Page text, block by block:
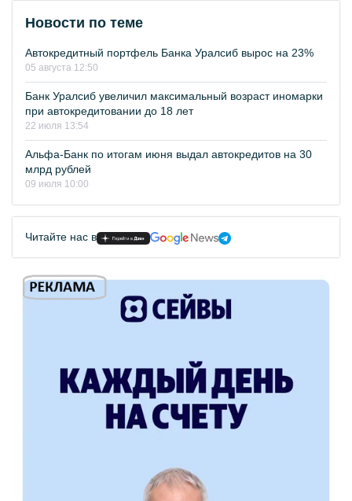
Новости по теме
Автокредитный портфель Банка Уралсиб вырос на 23%
05 августа 12:50
Банк Уралсиб увеличил максимальный возраст иномарки
при автокредитовании до 18 лет
22 июля 13:54
Альфа-Банк по итогам июня выдал автокредитов на 30
млрд рублей
09 июля 10:00
Читайте нас в